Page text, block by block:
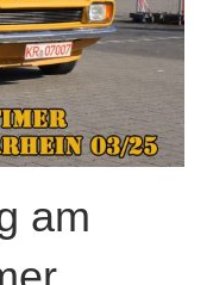
am